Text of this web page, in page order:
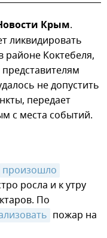
Крым.
ликвидировать
Коктебеля,
не допустить
передает
с места событий.
произошло
росла и к утру
По
пожар на